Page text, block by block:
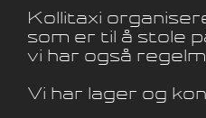
Kollitaxi
som er til å stole
vi har også
Vi har lager og